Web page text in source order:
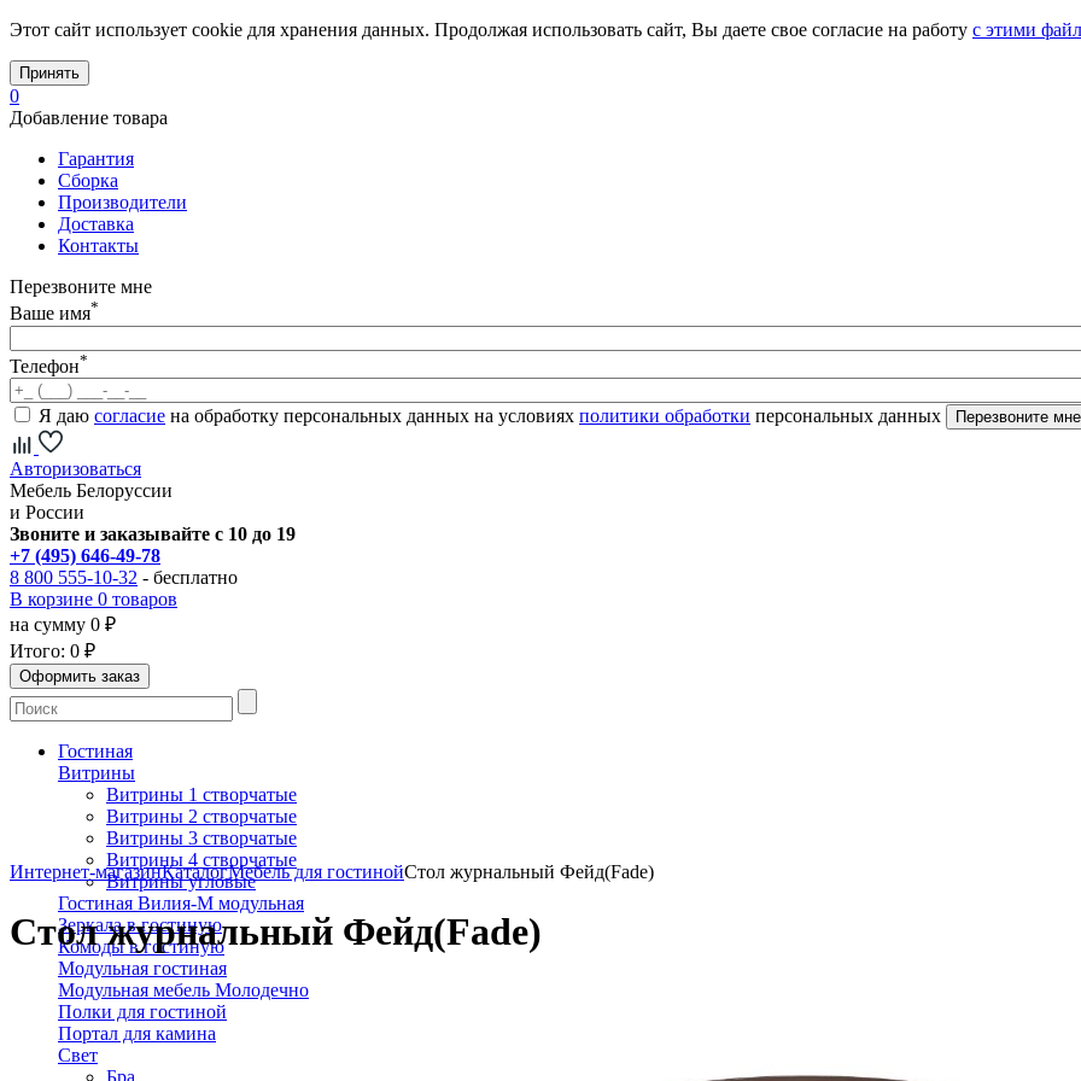
Этот сайт использует cookie для хранения данных. Продолжая использовать сайт, Вы даете свое согласие на работу с этими
Принять
0
Добавление товара
Гарантия
Сборка
Производители
Доставка
Контакты
Перезвоните мне
Ваше имя*
Телефон*
Я даю согласие на обработку персональных данных на условиях политики обработки персональных данных
Авторизоваться
Мебель Белоруссии
и России
Звоните и заказывайте с 10 до 19
+7 (495) 646-49-78
8 800 555-10-32 - бесплатно
В корзине 0 товаров
на сумму 0 ₽
Итого: 0 ₽
Гостиная
Витрины
Витрины 1 створчатые
Витрины 2 створчатые
Витрины 3 створчатые
Витрины 4 створчатые
Витрины угловые
Гостиная Вилия-М модульная
Зеркала в гостиную
Комоды в гостиную
Модульная гостиная
Модульная мебель Молодечно
Полки для гостиной
Портал для камина
Свет
Интернет-магазинКаталогМебель для гостинойСтол журнальный Фейд(Fade)
Стол журнальный Фейд(Fade)